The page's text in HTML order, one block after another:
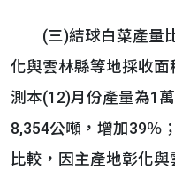
(三)結球白菜產量比
化與雲林縣等地採收
測本(12)月份產量為1
8,354公噸，增加39％
比較，因主產地彰化